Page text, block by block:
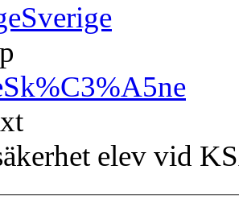
Sverige
Sk%C3%A5ne
elev vid